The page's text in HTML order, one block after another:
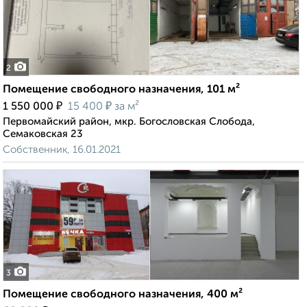
2
Помещение свободного назначения, 101 м²
1 550 000 ₽ 15 400 ₽ за м²
Первомайский район, мкр. Богословская Слобода,
Семаковская 23
Собственник, 16.01.2021
3
Помещение свободного назначения, 400 м²